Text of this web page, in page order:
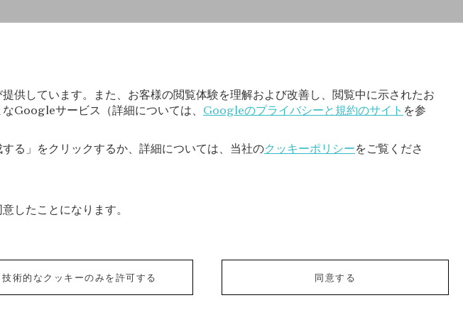
ー © 2026 Van Cleef & Arpels
供しています。また、お客様の閲覧体験を理解および改善し、閲覧中に示されたお
Googleサービス（詳細については、 Googleのプライバシーと規約のサイト を参
る」をクリックするか、詳細については、当社のクッキーポリシーをご覧くださ
したことになります。
技術的なクッキーのみを許可する 同意する